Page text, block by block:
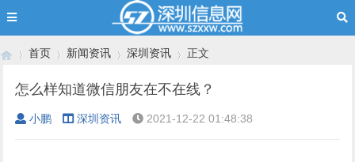
›
首页
›
新闻资讯
›
深圳资讯
›
正文
怎么样知道微信朋友在不在线？
小鹏 深圳资讯 2021-12-22 01:48:38